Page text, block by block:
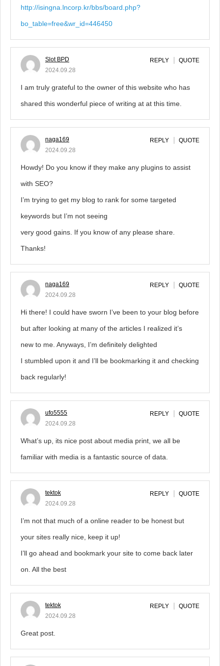
http://isingna.lncorp.kr/bbs/board.php?
bo_table=free&wr_id=446450
Slot BPD
2024.09.28
REPLY QUOTE
I am truly grateful to the owner of this website who has
shared this wonderful piece of writing at at this time.
naga169
2024.09.28
REPLY QUOTE
Howdy! Do you know if they make any plugins to assist
with SEO?
I’m trying to get my blog to rank for some targeted
keywords but I’m not seeing
very good gains. If you know of any please share.
Thanks!
naga169
2024.09.28
REPLY QUOTE
Hi there! I could have sworn I’ve been to your blog before
but after looking at many of the articles I realized it’s
new to me. Anyways, I’m definitely delighted
I stumbled upon it and I’ll be bookmarking it and checking
back regularly!
ufo5555
2024.09.28
REPLY QUOTE
What’s up, its nice post about media print, we all be
familiar with media is a fantastic source of data.
tektok
2024.09.28
REPLY QUOTE
I’m not that much of a online reader to be honest but
your sites really nice, keep it up!
I’ll go ahead and bookmark your site to come back later
on. All the best
tektok
2024.09.28
REPLY QUOTE
Great post.